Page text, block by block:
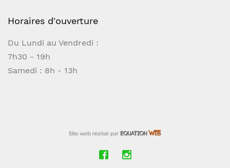
Horaires d'ouverture
Du Lundi au Vendredi :
7h30 - 19h
Samedi : 8h - 13h